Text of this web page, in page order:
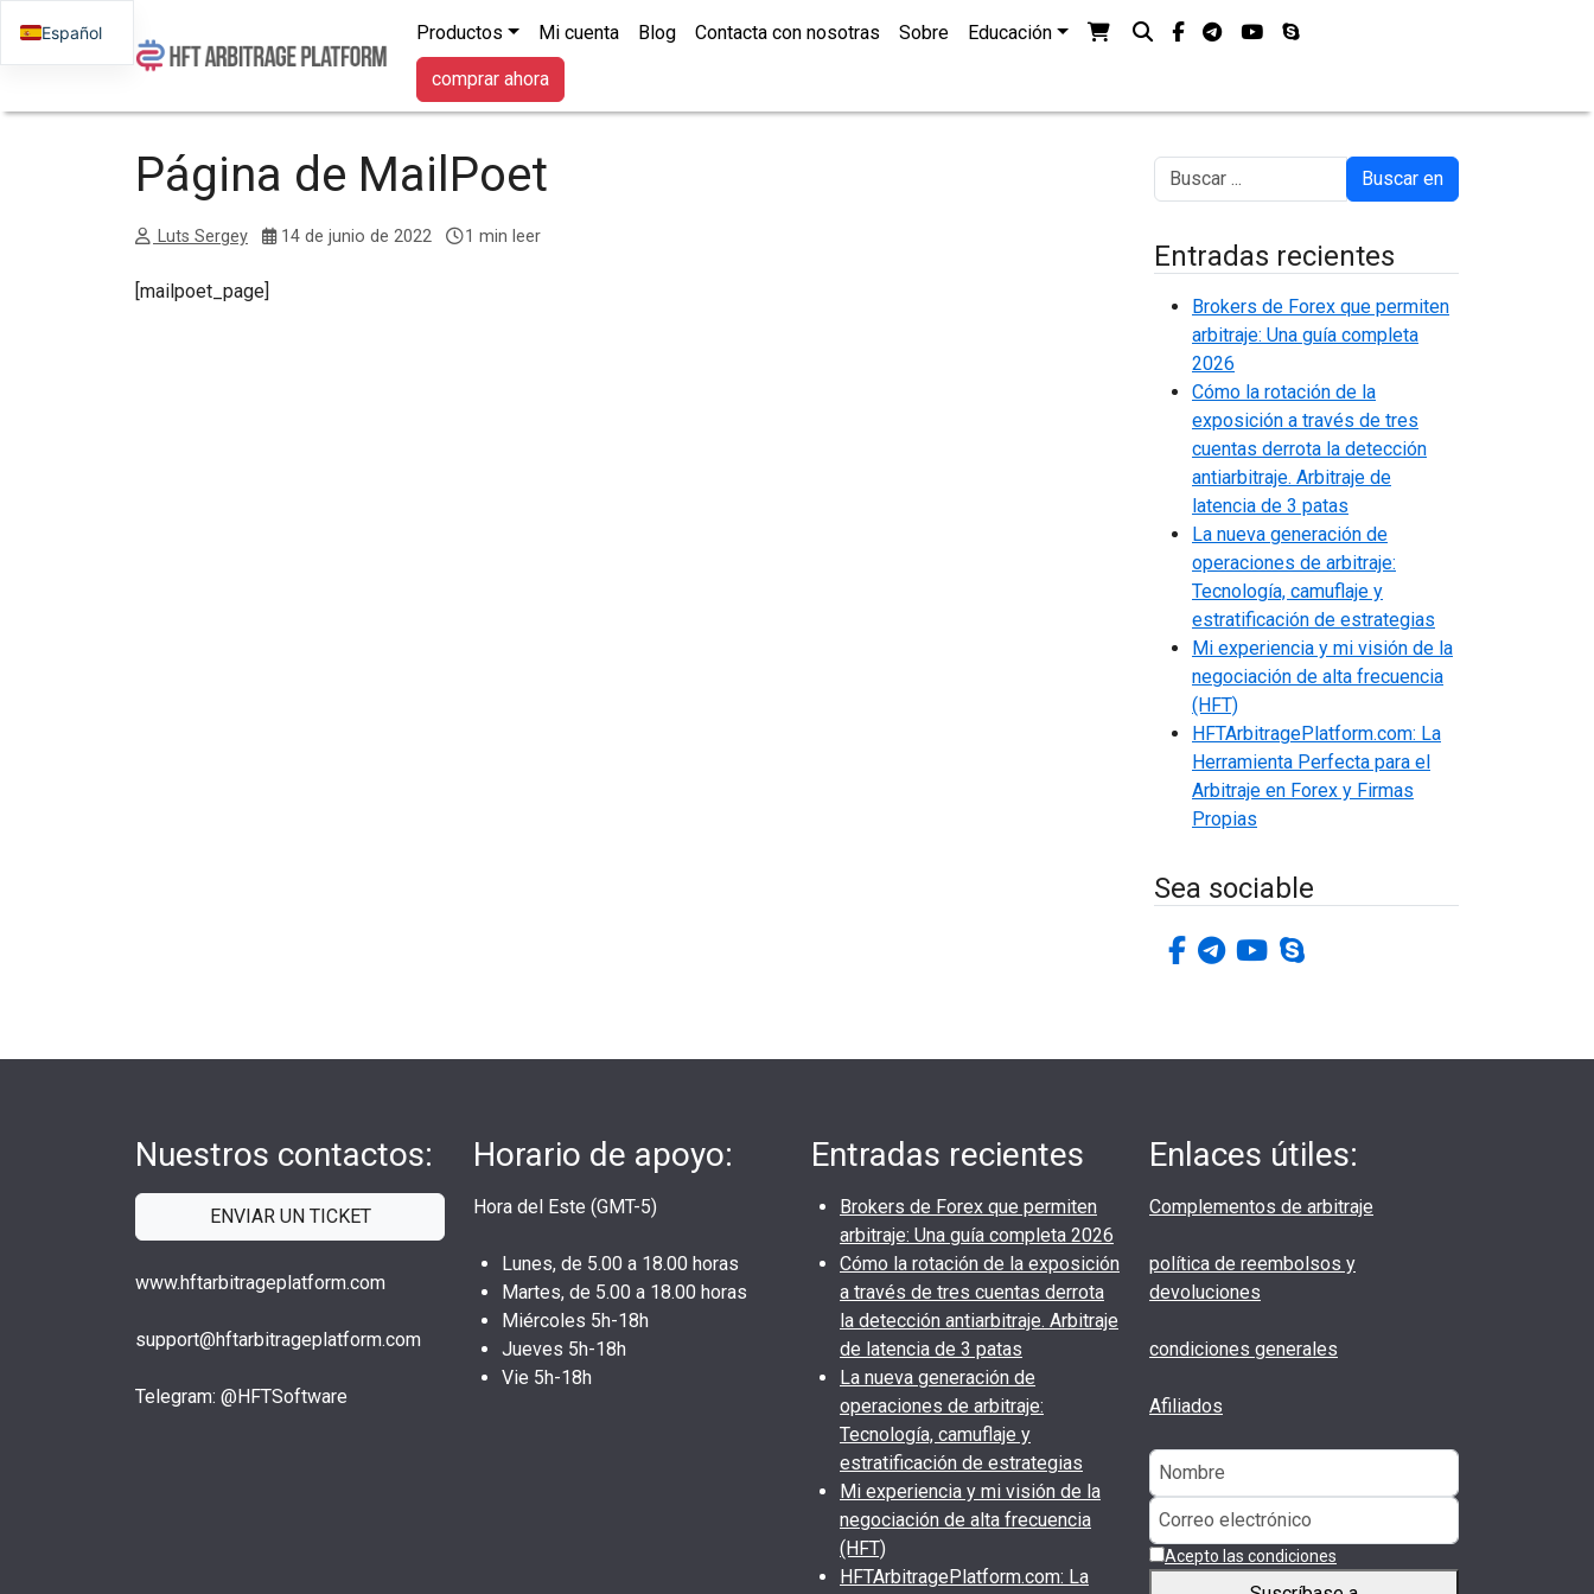
Productos Mi cuenta Blog Contacta con nosotras Sobre Educación Ver su cesta de la compra
Buscar en
facebook-f
telegrama
youtubeskype
comprar ahora
Página de MailPoet
Luts Sergey 14 de junio de 2022 1 min leer
[mailpoet_page]
Buscar en
Entradas recientes
Brokers de Forex que permiten
arbitraje: Una guía completa
2026
Cómo la rotación de la
exposición a través de tres
cuentas derrota la detección
antiarbitraje. Arbitraje de
latencia de 3 patas
La nueva generación de
operaciones de arbitraje:
Tecnología, camuflaje y
estratificación de estrategias
Mi experiencia y mi visión de la
negociación de alta frecuencia
(HFT)
HFTArbitragePlatform.com: La
Herramienta Perfecta para el
Arbitraje en Forex y Firmas
Propias
Sea sociable
facebook-f
telegrama
youtubeskype
Nuestros contactos:
ENVIAR UN TICKET
www.hftarbitrageplatform.com
support@hftarbitrageplatform.com
Telegram: @HFTSoftware
Horario de apoyo:
Hora del Este (GMT-5)
Lunes, de 5.00 a 18.00 horas
Martes, de 5.00 a 18.00 horas
Miércoles 5h-18h
Jueves 5h-18h
Vie 5h-18h
Entradas recientes
Brokers de Forex que permiten
arbitraje: Una guía completa 2026
Cómo la rotación de la exposición
a través de tres cuentas derrota
la detección antiarbitraje. Arbitraje
de latencia de 3 patas
La nueva generación de
operaciones de arbitraje:
Tecnología, camuflaje y
estratificación de estrategias
Mi experiencia y mi visión de la
negociación de alta frecuencia
(HFT)
HFTArbitragePlatform.com: La
Enlaces útiles:
Complementos de arbitraje
política de reembolsos y
devoluciones
condiciones generales
Afiliados
Acepto las condiciones
Español